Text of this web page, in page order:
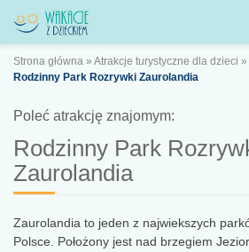
Strona główna » Atrakcje turystyczne dla dzieci »
Rodzinny Park Rozrywki Zaurolandia
Poleć atrakcję znajomym:
Rodzinny Park
Zaurolandia
Zaurolandia to jeden z najwiekszych
Polsce. Położony jest nad brzegiem